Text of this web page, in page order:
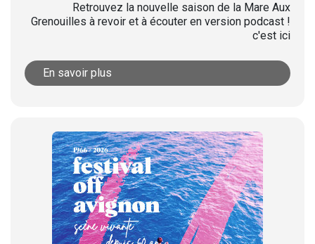
Retrouvez la nouvelle saison de la Mare Aux
Grenouilles à revoir et à écouter en version podcast !
c'est ici
En savoir plus